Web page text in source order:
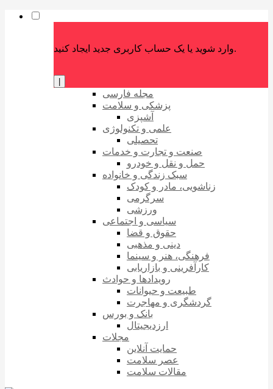
وارد شوید یا یک حساب کاربری جدید ایجاد کنید.
مجله فارسی
پزشکی و سلامت
آشپزی
علمی و تکنولوژی
تحصیلی
صنعت و تجارت و خدمات
حمل و نقل و خودرو
سبک زندگی و خانواده
زناشویی، مادر و کودک
سرگرمی
ورزشی
سیاسی و اجتماعی
حقوق و قضا
دینی و مذهبی
فرهنگی، هنر و سینما
کارآفرینی و بازاریابی
رویدادها و حوادث
طبیعت و حیوانات
گردشگری و مهاجرت
بانک و بورس
ارزدیجیتال
مجلات
حمایت آنلاین
عصر سلامت
مقالات سلامت